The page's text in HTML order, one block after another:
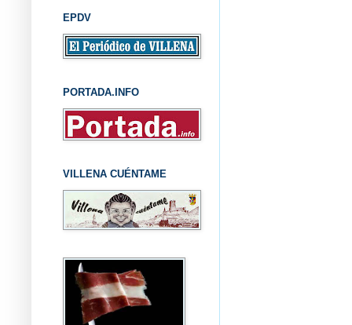
EPDV
PORTADA.INFO
VILLENA CUÉNTAME